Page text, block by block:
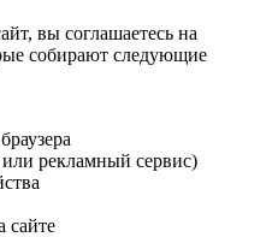
вы соглашаетесь на
собирают следующие
рекламный сервис)
сайте